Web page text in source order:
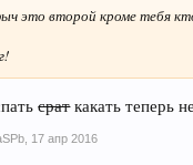
это второй кроме тебя
сраткакать теперь
17 апр 2016